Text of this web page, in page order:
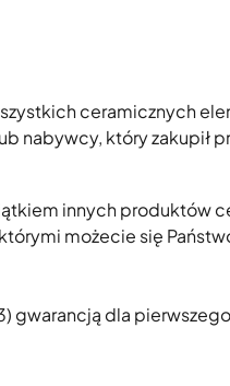
ceramicznych
nabywcy, który zakupił
innych
możecie się
dla